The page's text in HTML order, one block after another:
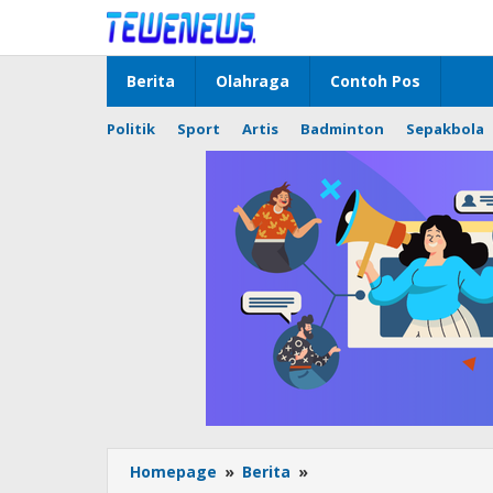
konten
Berita Olahraga Contoh Pos
Politik Sport Artis Badminton Sepakbola
Homepage » Berita »